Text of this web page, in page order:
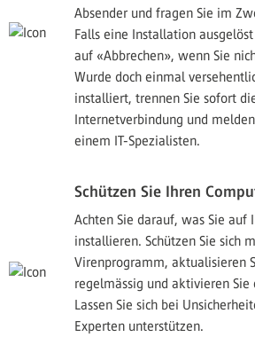
Absender und fragen Sie im
Falls eine Installation
auf «Abbrechen», wenn Sie
Wurde doch einmal
installiert, trennen Sie sofort
Internetverbindung und
einem IT-Spezialisten.
Schützen Sie Ihren
Achten Sie darauf, was Sie auf
installieren. Schützen Sie sich
Virenprogramm, aktualisieren
regelmässig und aktivieren Sie
Lassen Sie sich bei
Experten unterstützen.